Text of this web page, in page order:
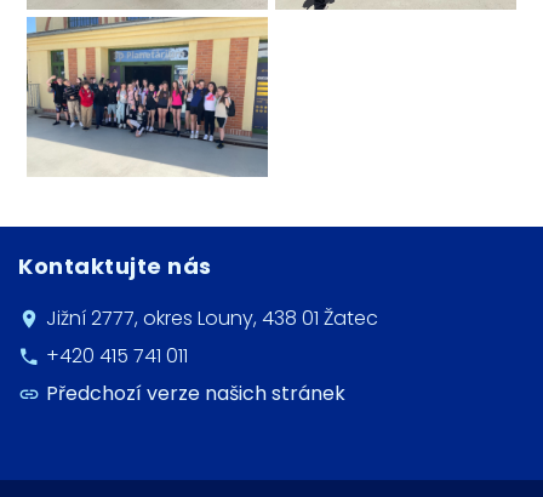
Kontaktujte nás
Jižní 2777, okres Louny, 438 01 Žatec
+420 415 741 011
Předchozí verze našich stránek